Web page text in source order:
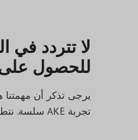
لا تتردد في
للحصول
يرجى تذكر أن
تجربة AKE سلسة. نتطلع إلى التواصل معك!